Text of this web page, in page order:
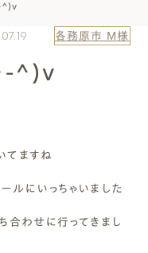
^)v
各務原市 M様
^)v
てますね
ルにいっちゃいました
合わせに行ってきまし